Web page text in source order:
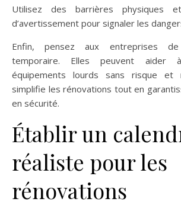
Utilisez des barrières physiques
d’avertissement pour signaler les
Enfin, pensez aux entreprises de
temporaire. Elles peuvent aider
équipements lourds sans risque et
simplifie les rénovations tout en
en sécurité.
Établir un
réaliste pour les
rénovations